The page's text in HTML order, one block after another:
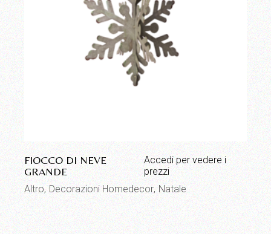
FIOCCO DI NEVE
GRANDE
Accedi per vedere i
prezzi
Altro Decorazioni Homedecor Natale